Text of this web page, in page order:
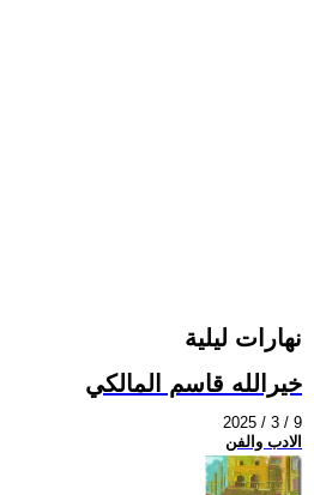
نهارات ليلية
خيرالله قاسم المالكي
2025 / 3 / 9
الادب والفن